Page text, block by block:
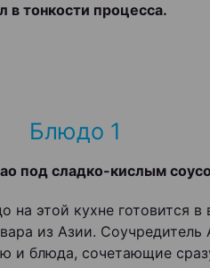
в тонкости процесса.
Блюдо 1
под сладко-кислым
на этой кухне готовится в
из Азии. Соучредитель
и блюда, сочетающие